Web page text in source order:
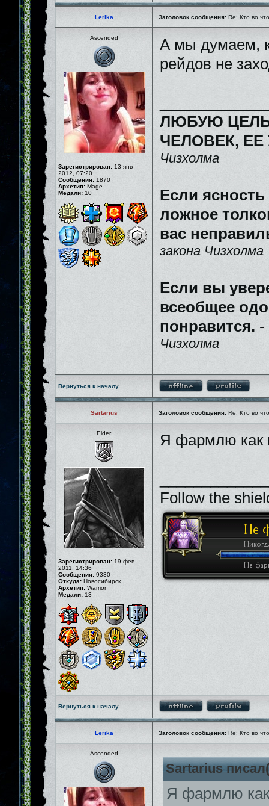
Lerika Заголовок сообщения: Re: Кто во
Ascended
Зарегистрирован: 13 янв
2012, 07:20
Сообщения: 1870
Архетип: Mage
Медали: 10
А мы думаем,
рейдов не
ЛЮБУЮ
ЧЕЛОВЕК,
Чизхолма
Если
ложное
вас
закона Чизхолма
Если вы
всеобщее
понравится. -
Чизхолма
Вернуться к началу
Sartarius Заголовок сообщения: Re: Кто во
Elder
Зарегистрирован: 19 фев
2011, 14:36
Сообщения: 9330
Откуда: Новосибирск
Архетип: Warrior
Медали: 13
Я фармлю как
Follow the
Вернуться к началу
Lerika Заголовок сообщения: Re: Кто во
Ascended
Sartarius
Я фармлю как